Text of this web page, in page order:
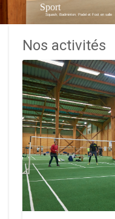
Sport
Squash, Badminton, Padel et Foot en salle
Nos activités